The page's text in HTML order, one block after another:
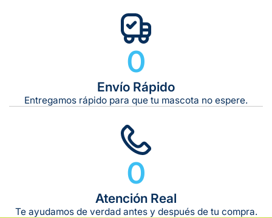
0
Envío Rápido
Entregamos rápido para que tu mascota no espere.
0
Atención Real
Te ayudamos de verdad antes y después de tu compra.